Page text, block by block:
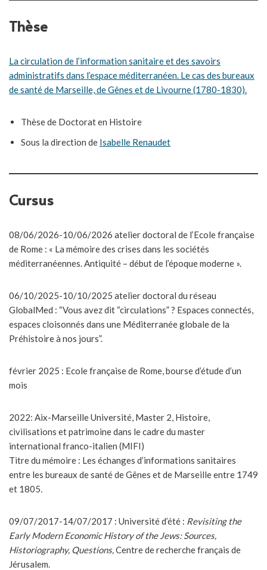
Thèse
La circulation de l’information sanitaire et des savoirs
administratifs dans l’espace méditerranéen. Le cas des bureaux
de santé de Marseille, de Gênes et de Livourne (1780-1830).
Thèse de Doctorat en Histoire
Sous la direction de Isabelle Renaudet
Cursus
08/06/2026-10/06/2026 atelier doctoral de l’Ecole française
de Rome : « La mémoire des crises dans les sociétés
méditerranéennes. Antiquité – début de l’époque moderne ».
06/10/2025-10/10/2025 atelier doctoral du réseau
GlobalMed : “Vous avez dit “circulations” ? Espaces connectés,
espaces cloisonnés dans une Méditerranée globale de la
Préhistoire à nos jours”.
février 2025 : Ecole française de Rome, bourse d’étude d’un
mois
2022: Aix-Marseille Université, Master 2, Histoire,
civilisations et patrimoine dans le cadre du master
international franco-italien (MIFI)
Titre du mémoire : Les échanges d’informations sanitaires
entre les bureaux de santé de Gênes et de Marseille entre 1749
et 1805.
09/07/2017-14/07/2017 : Université d’été : Revisiting the
Early Modern Economic History of the Jews: Sources,
Historiography, Questions,Centre de recherche français de
Jérusalem.